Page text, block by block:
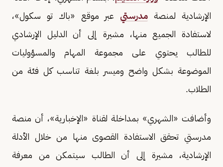
الإرشادية لمنصة مدرستي عبر موقع «باك تو سكول»،
لاستفادة الجميع منها، مشيرة إلى أن الدليل الإرشادي
للطالب يحتوي على مجموعة المهام والمسؤوليات
الموضوعة بشكل واضح وميسر بلغة تناسب كل فئة من
الطلاب.
وأضافت «الشهري» بمداخلة لقناة «الإخبارية»، أن منصة
مدرستي تحقق الاستفادة القصوى منها من خلال الأدلة
الإرشادية، مشيرة إلى أن الطالب سيتمكن من معرفة